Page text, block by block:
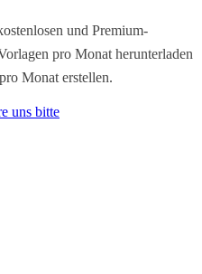
und Premium-
pro Monat herunterladen
Monat erstellen.
uns bitte